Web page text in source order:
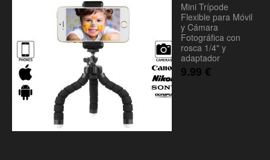
Mini Trípode
Flexible para Móvil
y Cámara
Fotográfica con
rosca 1/4" y
adaptador
9.99 €